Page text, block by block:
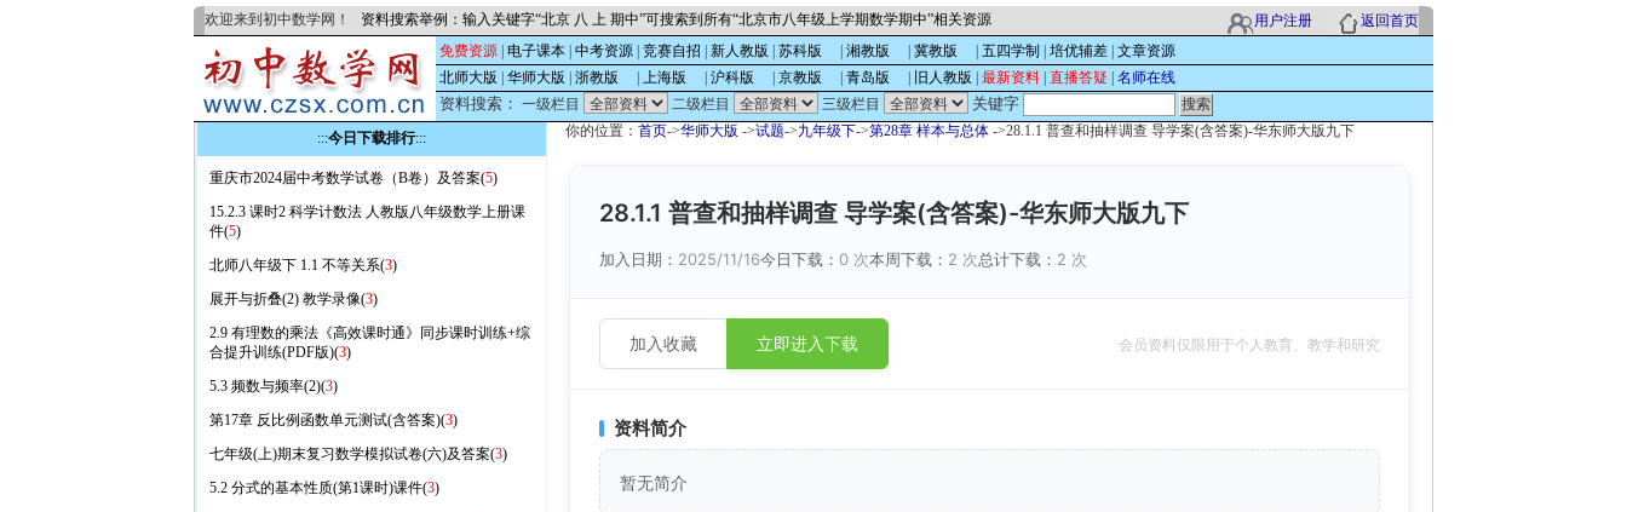
欢迎来到初中数学网！ 资料搜索举例：输入关键字“北京 八 上 期中”可搜索到所有“北京市八年级上学期数学期中”相关资源 用户注册
返回首页
免费资源 电子课本 中考资源 竞赛自招 新人教版 苏科版 湘教版 冀教版 五四学制 培优辅差 文章资源
北师大版
华师大版 浙教版 上海版 沪科版 京教版 青岛版 旧人教版 最新资料 直播答疑 名师在线
资料搜索： 一级栏目 二级栏目 三级栏目 关键字
:::今日下载排行:::
重庆市2024届中考数学试卷（B卷）及答案(5)
15.2.3 课时2 科学计数法 人教版八年级数学上册课
件(5)
北师八年级下 1.1 不等关系(3)
展开与折叠(2) 教学录像(3)
2.9 有理数的乘法《高效课时通》同步课时训练+综
合提升训练(PDF版)(3)
5.3 频数与频率(2)(3)
第17章 反比例函数单元测试(含答案)(3)
七年级(上)期末复习数学模拟试卷(六)及答案(3)
5.2 分式的基本性质(第1课时)课件(3)
你的位置： 首页->华师大版 ->试题->九年级下->第28章 样本与总体 ->28.1.1 普查和抽样调查 导学案(含答案)-华东师大版九下
28.1.1 普查和抽样调查 导学案(含答案)-华东师大版九下
加入日期： 2025/11/16今日下载： 0 次本周下载： 2 次总计下载： 2 次
加入收藏 立即进入下载 会员资料仅限用于个人教育、教学和研究
资料简介
暂无简介